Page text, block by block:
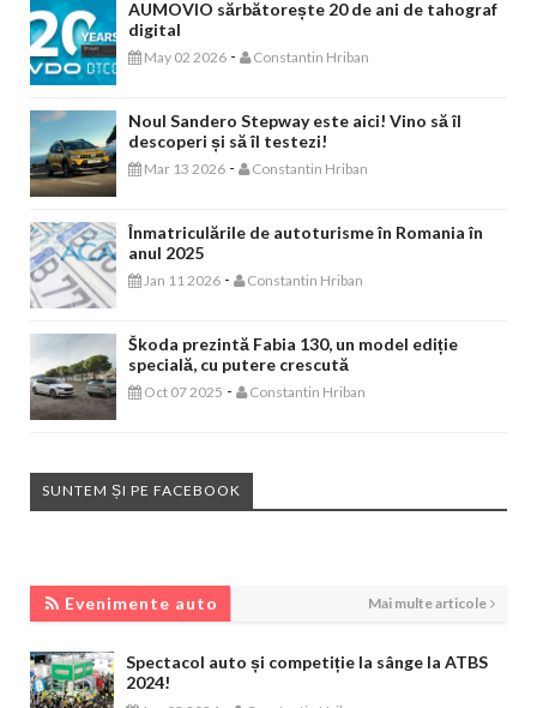
AUMOVIO sărbătorește 20 de ani de tahograf
digital
May 02 2026 - Constantin Hriban
Noul Sandero Stepway este aici! Vino să îl
descoperi și să îl testezi!
Mar 13 2026 - Constantin Hriban
Înmatriculările de autoturisme în Romania în
anul 2025
Jan 11 2026 - Constantin Hriban
Škoda prezintă Fabia 130, un model ediție
specială, cu putere crescută
Oct 07 2025 - Constantin Hriban
SUNTEM ȘI PE FACEBOOK
Evenimente auto Mai multe articole
Spectacol auto și competiție la sânge la ATBS
2024!